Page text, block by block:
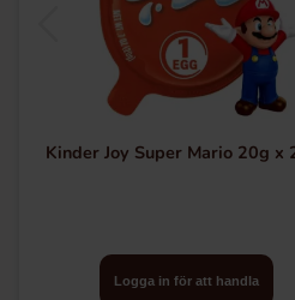
Kinder Joy Super Mario 20g x
Logga in för att handla